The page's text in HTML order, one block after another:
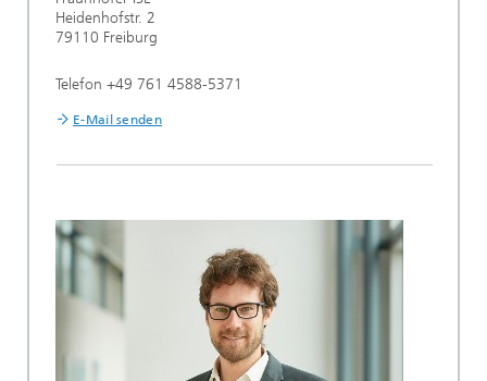
Heidenhofstr. 2
79110 Freiburg
Telefon +49 761 4588-5371
E-Mail senden